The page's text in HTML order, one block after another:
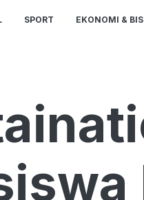
SPORT EKONOMI &